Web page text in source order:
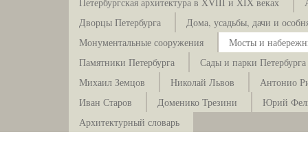
Дворцы Петербурга
Дома, усадьбы, дачи и
Монументальные сооружения
Мосты и
Памятники Петербурга
Сады и парки Петербурга
Михаил Земцов
Николай Львов
Антонио
Иван Старов
Доменико Трезини
Юрий
Архитектурный словарь